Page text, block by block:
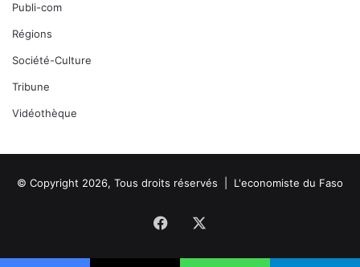
Publi-com
Régions
Société-Culture
Tribune
Vidéothèque
© Copyright 2026, Tous droits réservés | L'economiste du Faso
Facebook